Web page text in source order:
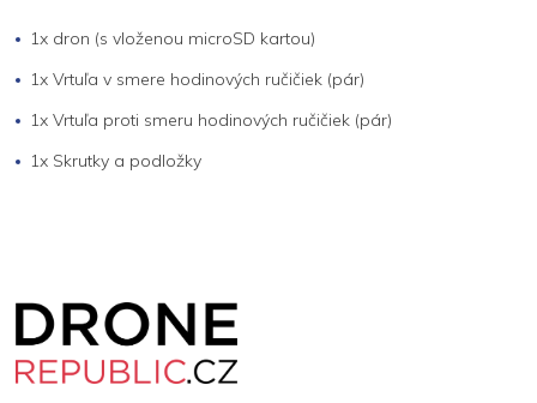
1x dron (s vloženou microSD kartou)
1x Vrtuľa v smere hodinových ručičiek (pár)
1x Vrtuľa proti smeru hodinových ručičiek (pár)
1x Skrutky a podložky